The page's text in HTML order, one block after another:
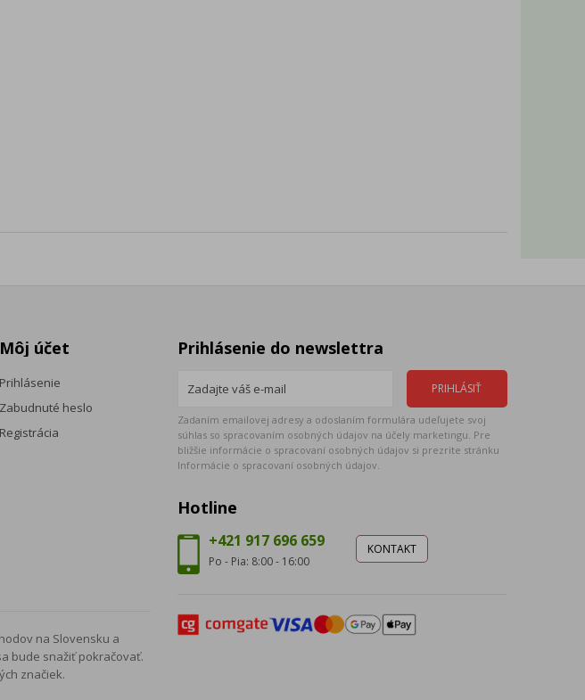
Môj účet
Prihlásenie
Zabudnuté heslo
Registrácia
na Slovensku a
bude snažiť pokračovať.
značiek.
Prihlásenie do newslettra
Zadaním emailovej adresy a odoslaním formulára udeľujete svoj
súhlas so spracovaním osobných údajov na účely marketingu. Pre
bližšie informácie o spracovaní osobných údajov si prezrite stránku
Informácie o spracovaní osobných údajov.
Hotline
+421 917 696 659
Po - Pia: 8:00 - 16:00
KONTAKT